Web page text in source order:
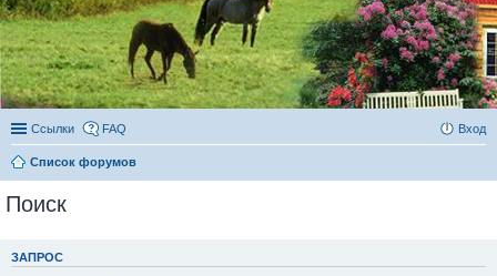
Ссылки FAQ Вход
Список форумов
Поиск
ЗАПРОС